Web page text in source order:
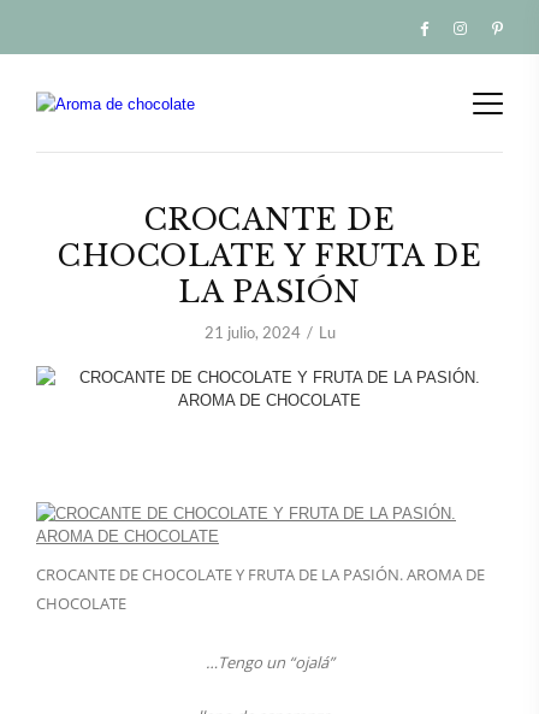
CROCANTE DE
CHOCOLATE Y FRUTA DE
LA PASIÓN
21 julio, 2024 Lu
CROCANTE DE CHOCOLATE Y FRUTA DE LA PASIÓN. AROMA DE
CHOCOLATE
…Tengo un “ojalá”